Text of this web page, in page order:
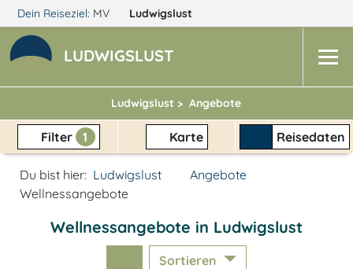
Dein Reiseziel: MV Ludwigslust
LUDWIGSLUST
Ludwigslust > Angebote
Filter 1 Karte Reisedaten
Du bist hier: Ludwigslust
Angebote
Wellnessangebote
Wellnessangebote in Ludwigslust
Sortieren